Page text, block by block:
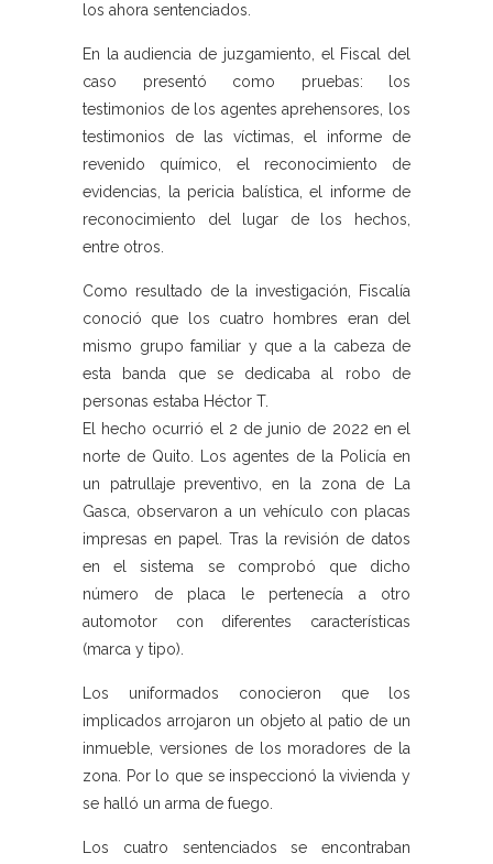
los ahora sentenciados.
En la audiencia de juzgamiento, el Fiscal del
caso presentó como pruebas: los
testimonios de los agentes aprehensores, los
testimonios de las víctimas, el informe de
revenido químico, el reconocimiento de
evidencias, la pericia balística, el informe de
reconocimiento del lugar de los hechos,
entre otros.
Como resultado de la investigación, Fiscalía
conoció que los cuatro hombres eran del
mismo grupo familiar y que a la cabeza de
esta banda que se dedicaba al robo de
personas estaba Héctor T.
El hecho ocurrió el 2 de junio de 2022 en el
norte de Quito. Los agentes de la Policía en
un patrullaje preventivo, en la zona de La
Gasca, observaron a un vehículo con placas
impresas en papel. Tras la revisión de datos
en el sistema se comprobó que dicho
número de placa le pertenecía a otro
automotor con diferentes características
(marca y tipo).
Los uniformados conocieron que los
implicados arrojaron un objeto al patio de un
inmueble, versiones de los moradores de la
zona. Por lo que se inspeccionó la vivienda y
se halló un arma de fuego.
Los cuatro sentenciados se encontraban